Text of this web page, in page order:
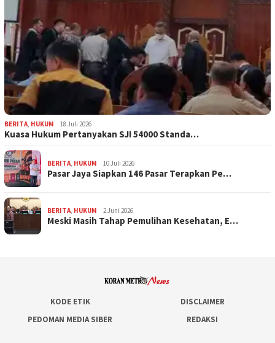
BERITA, HUKUM 18 Juli 2026
Kuasa Hukum Pertanyakan SJI 54000 Standa…
BERITA, HUKUM 10 Juli 2026
Pasar Jaya Siapkan 146 Pasar Terapkan Pe…
BERITA, HUKUM 2 Juni 2026
Meski Masih Tahap Pemulihan Kesehatan, E…
KODE ETIK
DISCLAIMER
PEDOMAN MEDIA SIBER
REDAKSI